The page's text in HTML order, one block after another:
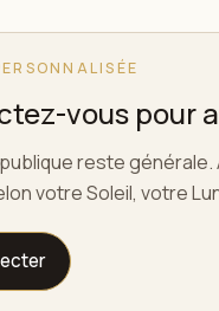
vous pour
reste
votre Soleil, votre